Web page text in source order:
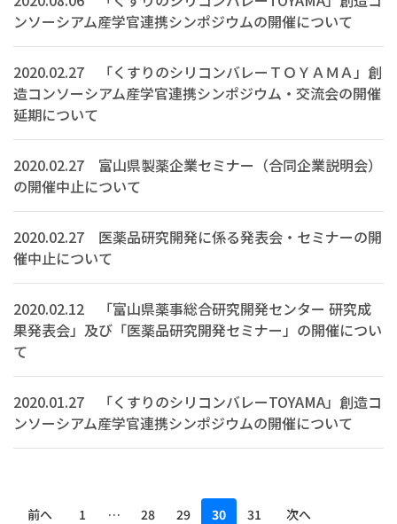
ンソーシアム産学官連携シンポジウムの開催について
2020.02.27 「くすりのシリコンバレーＴＯＹＡＭＡ」創
造コンソーシアム産学官連携シンポジウム・交流会の開催
延期について
2020.02.27 富山県製薬企業セミナー（合同企業説明会）
の開催中止について
2020.02.27 医薬品研究開発に係る発表会・セミナーの開
催中止について
2020.02.12 「富山県薬事総合研究開発センター 研究成
果発表会」及び「医薬品研究開発セミナー」の開催につい
て
2020.01.27 「くすりのシリコンバレーTOYAMA」創造コ
ンソーシアム産学官連携シンポジウムの開催について
前へ 1 … 28 29 30 31 次へ